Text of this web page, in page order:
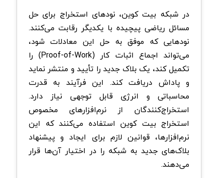
در شبکه بیت‌ کوین، نود‌های استخراج برای حل
مسائل ریاضی پیچیده با یکدیگر رقابت می‌کنند.
نود‌هایی که موفق به حل این معادلات شود،
می‌تواند اجماع اثبات کار (Proof-of-Work) را
تکمیل کند، یک بلاک جدید را تأیید و منتشر نماید
و پاداش دریافت کند. این فرآیند به قدرت
محاسباتی و انرژی قابل توجهی نیاز دارد.
استخراج‌کنندگان از نرم‌افزارهای مخصوص
استخراج بیت‌ کوین استفاده می‌کنند که این
نرم‌افزارها، قوانین لازم برای ایجاد و پیشنهاد
بلاک‌های جدید به شبکه را در اختیار آن‌ها قرار
می‌دهند.